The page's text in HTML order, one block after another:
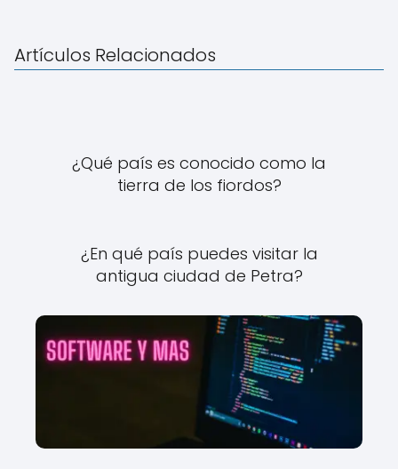
Artículos Relacionados
¿Qué país es conocido como la
tierra de los fiordos?
¿En qué país puedes visitar la
antigua ciudad de Petra?